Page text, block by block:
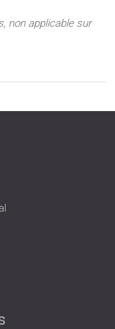
non applicable sur